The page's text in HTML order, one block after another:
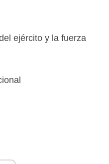
ejército y la fuerza